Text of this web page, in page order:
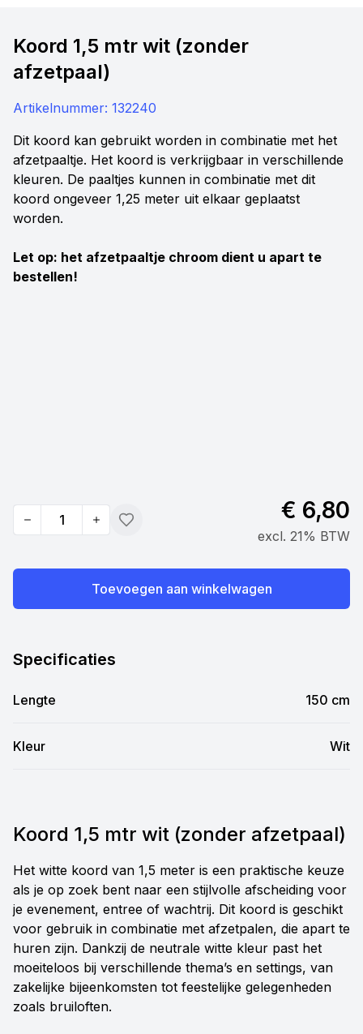
Koord 1,5 mtr wit (zonder
afzetpaal)
Artikelnummer: 132240
Dit koord kan gebruikt worden in combinatie met het
afzetpaaltje. Het koord is verkrijgbaar in verschillende
kleuren. De paaltjes kunnen in combinatie met dit
koord ongeveer 1,25 meter uit elkaar geplaatst
worden.
Let op: het afzetpaaltje chroom dient u apart te
bestellen!
Quantity Toevoegen
€ 6,80
excl. 21% BTW
Toevoegen aan winkelwagen
Specificaties
Lengte 150 cm
Kleur Wit
Koord 1,5 mtr wit (zonder afzetpaal)
Het witte koord van 1,5 meter is een praktische keuze
als je op zoek bent naar een stijlvolle afscheiding voor
je evenement, entree of wachtrij. Dit koord is geschikt
voor gebruik in combinatie met afzetpalen, die apart te
huren zijn. Dankzij de neutrale witte kleur past het
moeiteloos bij verschillende thema’s en settings, van
zakelijke bijeenkomsten tot feestelijke gelegenheden
zoals bruiloften.